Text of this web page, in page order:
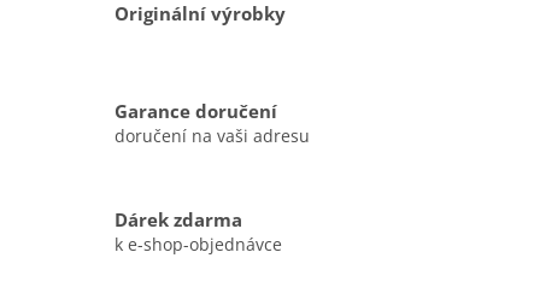
Originální výrobky
Garance doručení
doručení na vaši adresu
Dárek zdarma
k e-shop-objednávce